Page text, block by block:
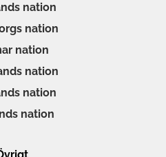
nation
nation
nation
nation
nation
nation